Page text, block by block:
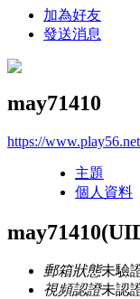
加為好友
發送消息
may71410
https://
主題
個人資料
may71410
郵箱狀態未驗
視頻認證未認